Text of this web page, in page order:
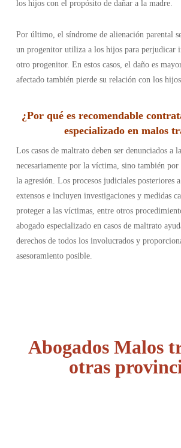
los hijos con el propósito de dañar a la madre.
Por último, el síndrome de alienación parental
un progenitor utiliza a los hijos para perjudicar
otro progenitor. En estos casos, el daño es
afectado también pierde su relación con los
¿Por qué es recomendable
especializado en malos
Los casos de maltrato deben ser denunciados a
necesariamente por la víctima, sino también
la agresión. Los procesos judiciales posteriores
extensos e incluyen investigaciones y medidas
proteger a las víctimas, entre otros
abogado especializado en casos de maltrato
derechos de todos los involucrados y
asesoramiento posible.
Abogados Malos
otras